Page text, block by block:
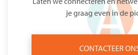
je graag even in de
CONTACTEER